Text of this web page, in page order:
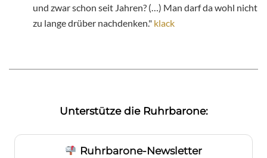
und zwar schon seit Jahren? (…) Man darf da wohl nicht
zu lange drüber nachdenken." klack
Unterstütze die Ruhrbarone:
Ruhrbarone-Newsletter